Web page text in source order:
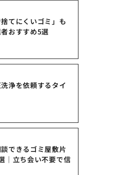
てにくいゴミ」も
おすすめ5選
浄を依頼するタイ
できるゴミ屋敷片
｜立ち会い不要で信